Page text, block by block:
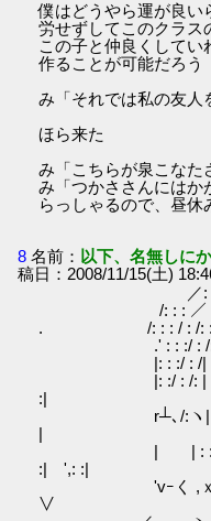
僕はどうやら運が良い
労せずしてこのクラス
この子と仲良くしてい
作ることが可能だろう
み「それでは私の友人
ほら来た
み「こちらが泉こなた
み「つかささんにはか
らっしゃるので、昼休
8 名前： 以下、名無しに
稿日：2008/11/15(土)
／: : : :／ : : : :
/: : : ／ : : : : : : :
. /: : : / : /: : : : : : /
.' : : :/ : /: : : : : :
|: : :/ : /| : : :―
|: :/ : /: | : : : :
:|
r┴､/:ヽ| : : :
|
| | : :│: : /
:| ',: :|
'vｰく ,ｘ┤: /
∨